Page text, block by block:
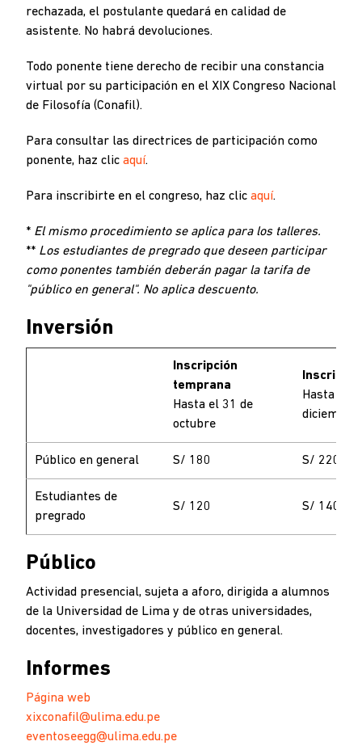
rechazada, el postulante quedará en calidad de
asistente. No habrá devoluciones.
Todo ponente tiene derecho de recibir una constancia
virtual por su participación en el XIX Congreso Nacional
de Filosofía (Conafil).
Para consultar las directrices de participación como
ponente, haz clic aquí.
Para inscribirte en el congreso, haz clic aquí.
* El mismo procedimiento se aplica para los talleres.
** Los estudiantes de pregrado que deseen participar
como ponentes también deberán pagar la tarifa de
"público en general". No aplica descuento.
Inversión
Inscripción
temprana
Hasta el 31 de
octubre
Hasta el 3
diciembre
Público en general S/ 180 S/ 220
Estudiantes de
pregrado
S/ 120 S/ 140
Público
Actividad presencial, sujeta a aforo, dirigida a alumnos
de la Universidad de Lima y de otras universidades,
docentes, investigadores y público en general.
Informes
Página web
xixconafil@ulima.edu.pe
eventoseegg@ulima.edu.pe